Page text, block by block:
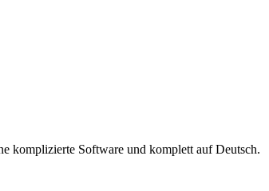
komplizierte Software und komplett auf Deutsch.